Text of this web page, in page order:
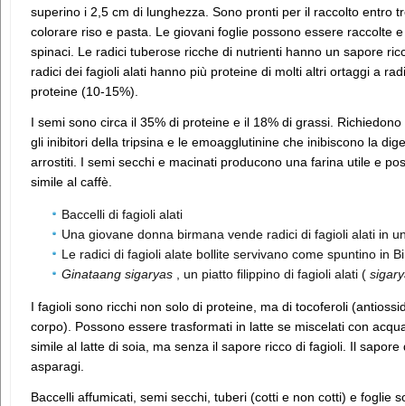
superino i 2,5 cm di lunghezza. Sono pronti per il raccolto entro
colorare riso e pasta. Le giovani foglie possono essere raccolte
spinaci. Le radici tuberose ricche di nutrienti hanno un sapore
radici dei fagioli alati hanno più proteine ​​di molti altri ortaggi a
proteine ​​(10-15%).
I semi sono circa il 35% di proteine ​​e il 18% di grassi.
gli inibitori della tripsina e le emoagglutinine che inibiscono la
arrostiti. I semi secchi e macinati producono una farina utile e
simile al caffè.
Baccelli di fagioli alati
Una giovane donna birmana vende radici di fagioli alati in
Le radici di fagioli alate bollite servivano come spuntino in
Ginataang sigaryas , un piatto filippino di fagioli alati (
I fagioli sono ricchi non solo di proteine, ma di tocoferoli
corpo). Possono essere trasformati in latte se miscelati con
simile al latte di soia, ma senza il sapore ricco di fagioli. Il
asparagi.
Baccelli affumicati, semi secchi, tuberi (cotti e non cotti) e foglie